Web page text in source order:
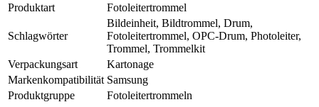
Produktart
Fotoleitertrommel
Schlagwörter
Bildeinheit, Bildtrommel, Drum,
Fotoleitertrommel, OPC-Drum, Photoleiter,
Trommel, Trommelkit
Verpackungsart
Kartonage
Markenkompatibilität Samsung
Produktgruppe
Fotoleitertrommeln